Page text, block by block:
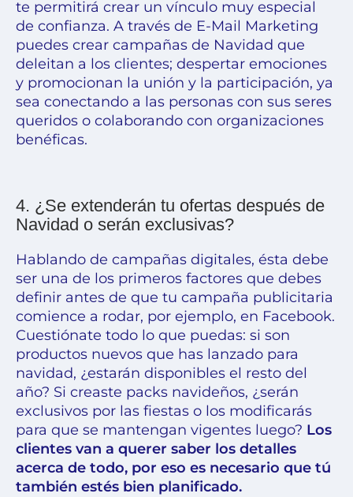
te permitirá crear un vínculo muy especial
de confianza. A través de E-Mail Marketing
puedes crear campañas de Navidad que
deleitan a los clientes; despertar emociones
y promocionan la unión y la participación, ya
sea conectando a las personas con sus seres
queridos o colaborando con organizaciones
benéficas.
4. ¿Se extenderán tu ofertas después de
Navidad o serán exclusivas?
Hablando de campañas digitales, ésta debe
ser una de los primeros factores que debes
definir antes de que tu campaña publicitaria
comience a rodar, por ejemplo, en Facebook.
Cuestiónate todo lo que puedas: si son
productos nuevos que has lanzado para
navidad, ¿estarán disponibles el resto del
año? Si creaste packs navideños, ¿serán
exclusivos por las fiestas o los modificarás
para que se mantengan vigentes luego? Los
clientes van a querer saber los detalles
acerca de todo, por eso es necesario que tú
también estés bien planificado.